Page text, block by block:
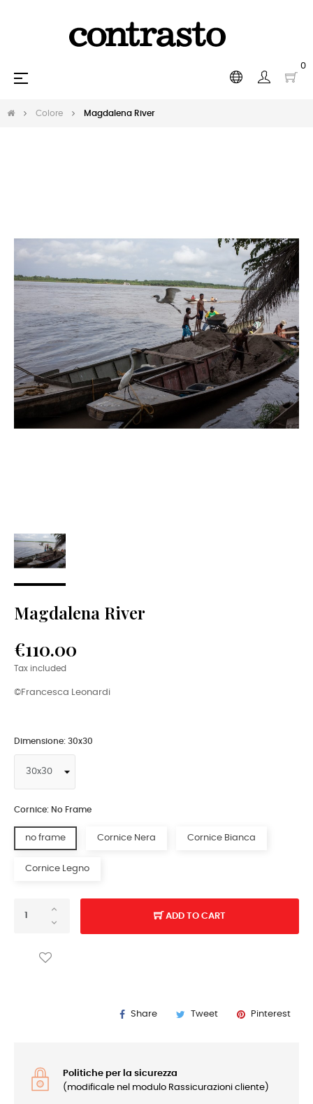
0
Toggle
☰
Colore Magdalena River
Magdalena River
€110.00
Tax included
©Francesca Leonardi
Dimensione: 30x30
Cornice: No Frame
no frame Cornice Nera Cornice Bianca
Cornice Legno
ADD TO CART
Share Tweet Pinterest
Politiche per la sicurezza
(modificale nel modulo Rassicurazioni cliente)